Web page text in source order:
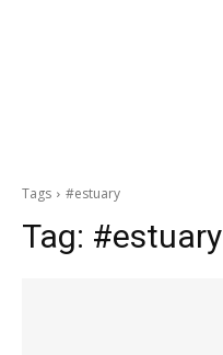
Tags #estuary
Tag: #estuary